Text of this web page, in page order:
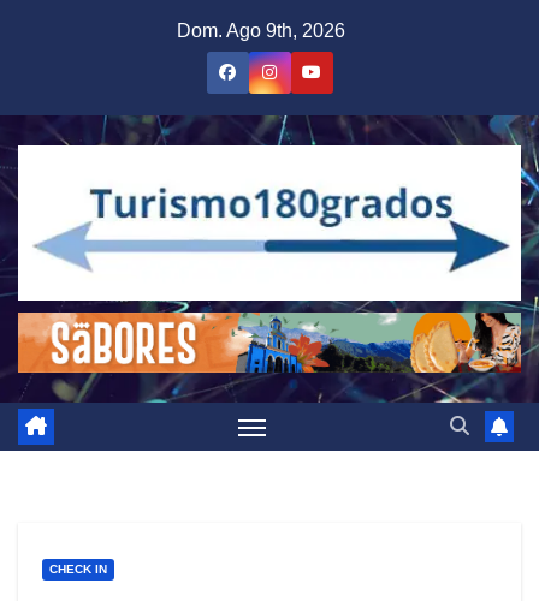
Dom. Ago 9th, 2026
CHECK IN